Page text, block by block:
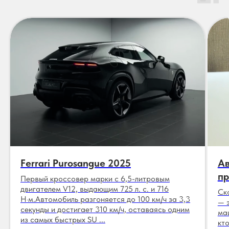
Ferrari Purosangue 2025
Первый кроссовер марки с 6,5-литровым
двигателем V12, выдающим 725 л. с. и 716
Н·м.Автомобиль разгоняется до 100 км/ч за 3,3
секунды и достигает 310 км/ч, оставаясь одним
из самых быстрых SU ...
—